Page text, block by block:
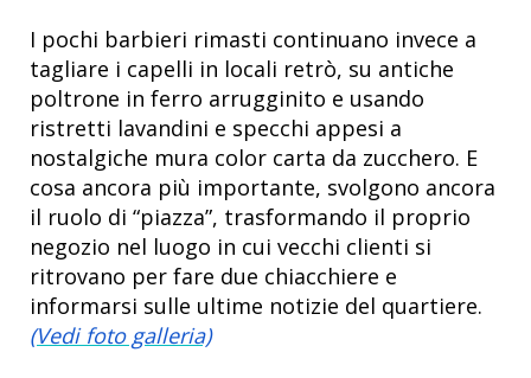
I pochi barbieri rimasti continuano invece a
tagliare i capelli in locali retrò, su antiche
poltrone in ferro arrugginito e usando
ristretti lavandini e specchi appesi a
nostalgiche mura color carta da zucchero. E
cosa ancora più importante, svolgono ancora
il ruolo di “piazza”, trasformando il proprio
negozio nel luogo in cui vecchi clienti si
ritrovano per fare due chiacchiere e
informarsi sulle ultime notizie del quartiere.
(Vedi foto galleria)